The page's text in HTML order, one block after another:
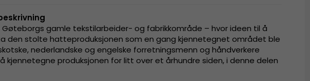
Gøteborgs gamle tekstilarbeider- og fabrikkområde – hvor ideen til å
den stolte hatteproduksjonen som en gang kjennetegnet området ble
nederlandske og engelske forretningsmenn og håndverkere
kjennetegne produksjonen for litt over et århundre siden, i denne delen